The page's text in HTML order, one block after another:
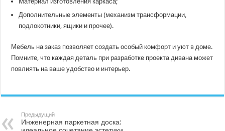
Дополнительные элементы (механизм трансформации,
подлокотники, ящики и прочее).
Мебель на заказ позволяет создать особый комфорт и уют в доме.
Помните, что каждая деталь при разработке проекта дивана может
повлиять на ваше удобство и интерьер.
Предыдущий
Инженерная паркетная доска: